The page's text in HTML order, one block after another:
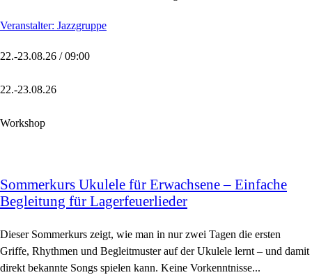
Veranstalter: Jazzgruppe
22.-23.08.26 / 09:00
22.-23.08.26
Workshop
Sommerkurs Ukulele für Erwachsene – Einfache
Begleitung für Lagerfeuerlieder
Dieser Sommerkurs zeigt, wie man in nur zwei Tagen die ersten
Griffe, Rhythmen und Begleitmuster auf der Ukulele lernt – und damit
direkt bekannte Songs spielen kann. Keine Vorkenntnisse...